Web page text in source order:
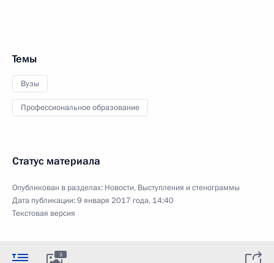
Темы
Вузы
Профессиональное образование
Статус материала
Опубликован в разделах: Новости, Выступления и стенограммы
Дата публикации:9 января 2017 года, 14:40
Текстовая версия
3